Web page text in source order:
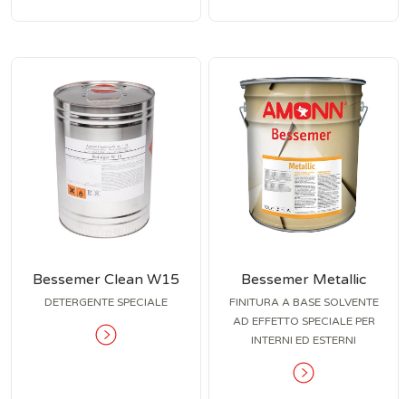
Bessemer Clean W15
DETERGENTE SPECIALE
Bessemer Metallic
FINITURA A BASE SOLVENTE
AD EFFETTO SPECIALE PER
INTERNI ED ESTERNI